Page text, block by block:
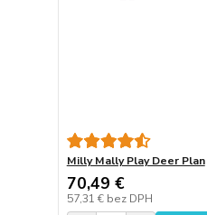
Milly Mally Play Deer Plan
70,49 €
57,31 € bez DPH